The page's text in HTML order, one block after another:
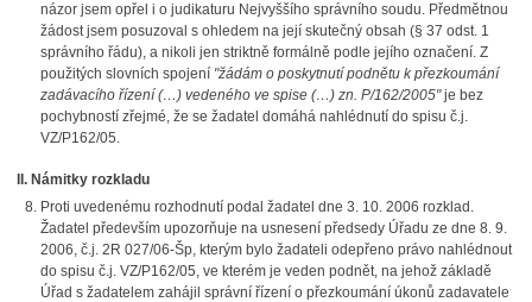
názor jsem opřel i o judikaturu Nejvyššího správního soudu. Předmětnou
žádost jsem posuzoval s ohledem na její skutečný obsah (§ 37 odst. 1
správního řádu), a nikoli jen striktně formálně podle jejího označení. Z
použitých slovních spojení "žádám o poskytnutí podnětu k přezkoumání
zadávacího řízení (…) vedeného ve spise (…) zn. P/162/2005"je bez
pochybností zřejmé, že se žadatel domáhá nahlédnutí do spisu č.j.
VZ/P162/05.
II. Námitky rozkladu
Proti uvedenému rozhodnutí podal žadatel dne 3. 10. 2006 rozklad.
Žadatel především upozorňuje na usnesení předsedy Úřadu ze dne 8. 9.
2006, č.j. 2R 027/06-Šp, kterým bylo žadateli odepřeno právo nahlédnout
do spisu č.j. VZ/P162/05, ve kterém je veden podnět, na jehož základě
Úřad s žadatelem zahájil správní řízení o přezkoumání úkonů zadavatele